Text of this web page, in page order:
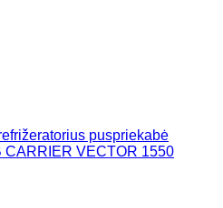
puspriekabė
CARRIER VECTOR 1550